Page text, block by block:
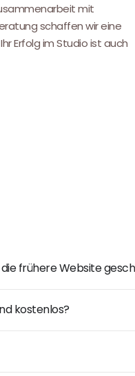
mit
schaffen wir eine
Erfolg im Studio ist auch
frühere Website
kostenlos?